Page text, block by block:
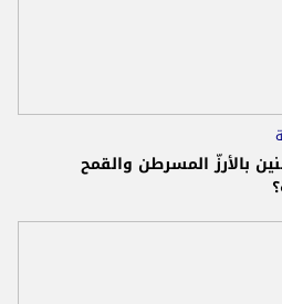
بالأرزّ المسرطن والقمح